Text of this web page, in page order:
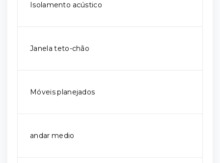
Isolamento acústico
Janela teto-chão
Móveis planejados
andar medio